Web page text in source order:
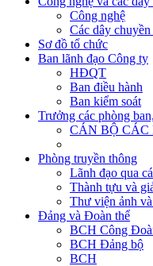
Công nghệ
Các dây chuyền
Sơ đồ tổ chức
Ban lãnh đạo Công ty
HĐQT
Ban điều hành
Ban kiểm soát
Trưởng các phòng
CÁN BỘ CÁC
Phòng truyền thông
Lãnh đạo qua
Thành tựu và
Thư viện ảnh
Đảng và Đoàn thể
BCH Công
BCH Đảng bộ
BCH